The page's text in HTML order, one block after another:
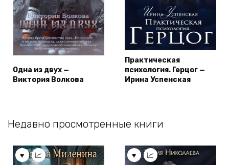
Одна из двух —
Виктория Волкова
Практическая
психология. Герцог —
Ирина Успенская
Недавно просмотренные книги